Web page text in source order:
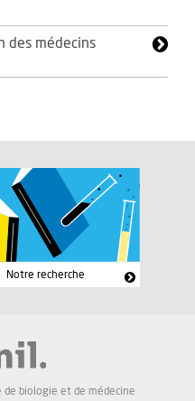
des médecins
Notre recherche
de biologie et de médecine